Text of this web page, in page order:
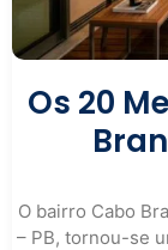
Os 20
O bairro Cabo
– PB, tornou-se